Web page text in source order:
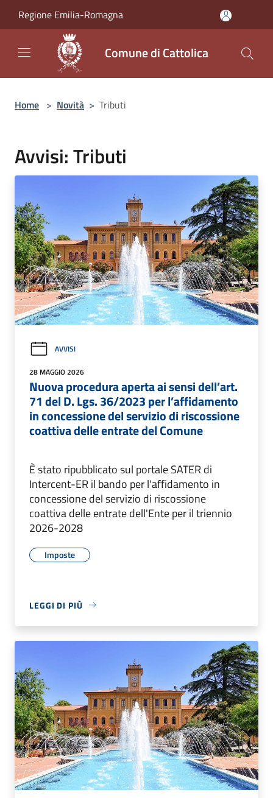
Regione Emilia-Romagna
Comune di Cattolica
Home > Novità > Tributi
Avvisi: Tributi
AVVISI
28 MAGGIO 2026
Nuova procedura aperta ai sensi dell’art.
71 del D. Lgs. 36/2023 per l’affidamento
in concessione del servizio di riscossione
coattiva delle entrate del Comune
È stato ripubblicato sul portale SATER di
Intercent-ER il bando per l'affidamento in
concessione del servizio di riscossione
coattiva delle entrate dell'Ente per il triennio
2026-2028
Imposte
LEGGI DI PIÙ